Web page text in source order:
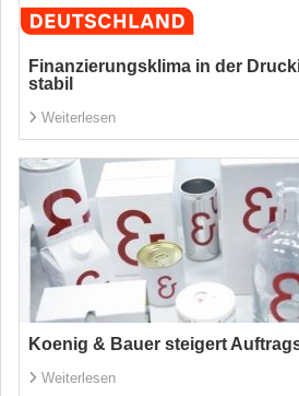
Finanzierungsklima in der
stabil
Weiterlesen
Koenig & Bauer steigert
Weiterlesen